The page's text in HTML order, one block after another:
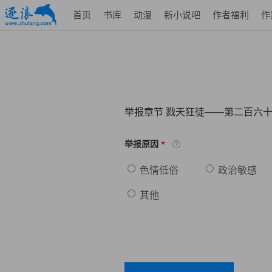
首页 书库 动漫 新小说吧 作者福利 作
举报章节 戮天狂徒——第二百六
举报原因 *
色情低俗 政治敏感
其他